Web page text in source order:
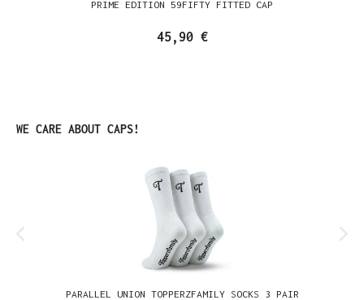
PRIME EDITION 59FIFTY FITTED CAP
45,90 €
Produktgalerie überspringen
WE CARE ABOUT CAPS!
PARALLEL UNION TOPPERZFAMILY SOCKS 3 PAIR